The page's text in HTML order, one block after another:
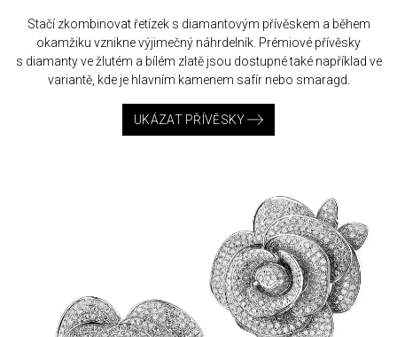
Stačí zkombinovat řetízek s diamantovým přívěskem a během
okamžiku vznikne výjimečný náhrdelník. Prémiové přívěsky
s diamanty ve žlutém a bílém zlatě jsou dostupné také například ve
variantě, kde je hlavním kamenem safír nebo smaragd.
UKÁZAT PŘÍVĚSKY